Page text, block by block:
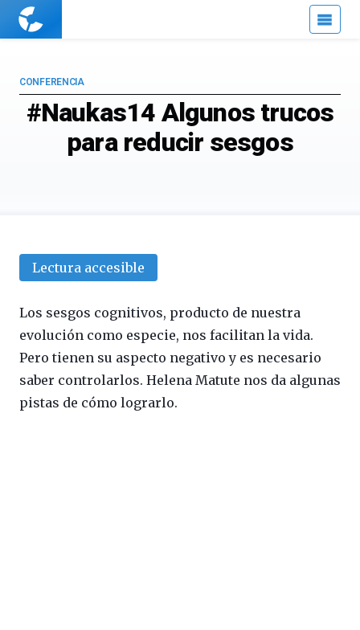
Cuaderno
#Naukas14 Algunos trucos
para reducir sesgos
CONFERENCIA
Lectura accesible
Los sesgos cognitivos, producto de nuestra
evolución como especie, nos facilitan la vida.
Pero tienen su aspecto negativo y es necesario
saber controlarlos. Helena Matute nos da algunas
pistas de cómo lograrlo.